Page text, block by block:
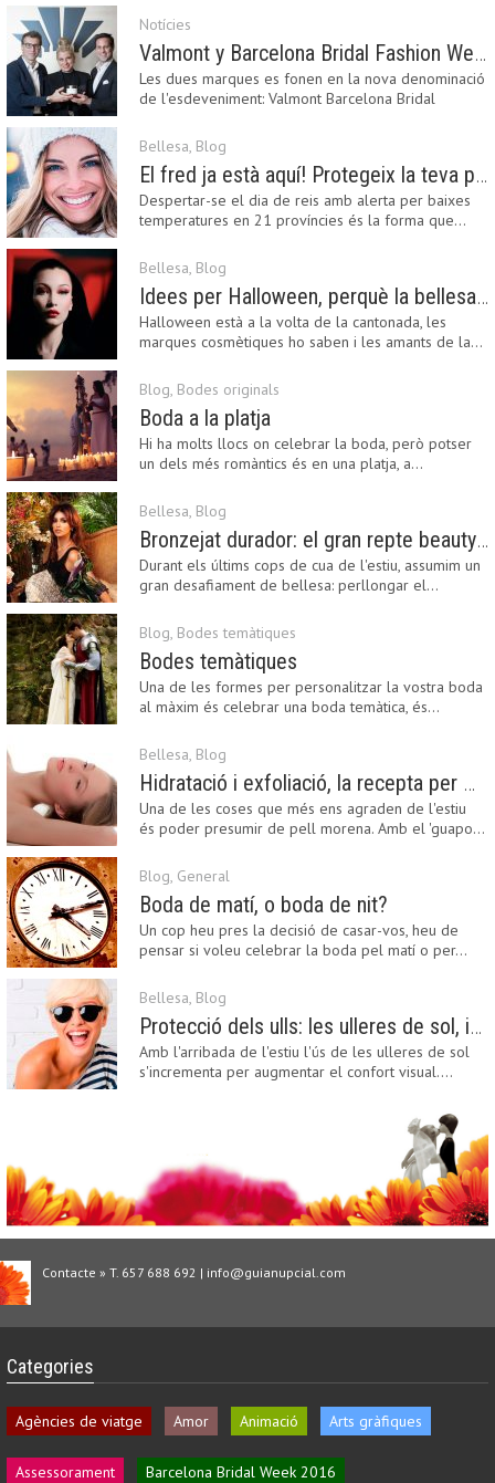
Notícies
Valmont y Barcelona Bridal Fashion Week s’uneixen per donar impuls a la creativitat, la innovació i el disseny de la moda nupcial
Les dues marques es fonen en la nova denominació
de l'esdeveniment: Valmont Barcelona Bridal
Bellesa, Blog
El fred ja està aquí! Protegeix la teva pell amb els nostres consells i propostes
Despertar-se el dia de reis amb alerta per baixes
temperatures en 21 províncies és la forma que…
Bellesa, Blog
Idees per Halloween, perquè la bellesa pot ser terrorífica
Halloween està a la volta de la cantonada, les
marques cosmètiques ho saben i les amants de la…
Blog, Bodes originals
Boda a la platja
Hi ha molts llocs on celebrar la boda, però potser
un dels més romàntics és en una platja, a…
Bellesa, Blog
Bronzejat durador: el gran repte beauty del final de l’estiu
Durant els últims cops de cua de l'estiu, assumim un
gran desafiament de bellesa: perllongar el…
Blog, Bodes temàtiques
Bodes temàtiques
Una de les formes per personalitzar la vostra boda
al màxim és celebrar una boda temàtica, és…
Bellesa, Blog
Hidratació i exfoliació, la recepta per mantenir el bronzejat
Una de les coses que més ens agraden de l'estiu
és poder presumir de pell morena. Amb el 'guapo…
Blog, General
Boda de matí, o boda de nit?
Un cop heu pres la decisió de casar-vos, heu de
pensar si voleu celebrar la boda pel matí o per…
Bellesa, Blog
Protecció dels ulls: les ulleres de sol, imprescindibles en una boda estiuenca
Amb l'arribada de l'estiu l'ús de les ulleres de sol
s'incrementa per augmentar el confort visual.…
Contacte » T. 657 688 692 | info@guianupcial.com
Categories
Agències de viatge Amor Animació Arts gràfiques
Assessorament Barcelona Bridal Week 2016